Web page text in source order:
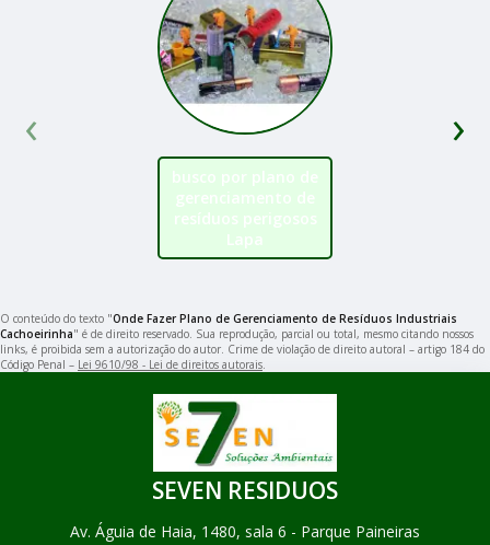
busco por plano de
gerenciamento de
resíduos perigosos
Lapa
‹ ›
O conteúdo do texto "Onde Fazer Plano de Gerenciamento de Resíduos Industriais
Cachoeirinha" é de direito reservado. Sua reprodução, parcial ou total, mesmo citando nossos
links, é proibida sem a autorização do autor. Crime de violação de direito autoral – artigo 184 do
Código Penal – Lei 9610/98 - Lei de direitos autorais
SEVEN RESIDUOS
Av. Águia de Haia, 1480, sala 6 - Parque Paineiras